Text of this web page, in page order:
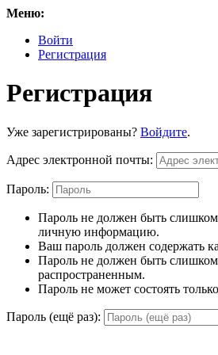
Меню:
Войти
Регистрация
Регистрация
Уже зарегистрированы? Войдите.
Адрес электронной почты:
Пароль:
Пароль не должен быть
личную информацию.
Ваш пароль должен содержать
Пароль не должен быть
распространенным.
Пароль не может состоять
Пароль (ещё раз):